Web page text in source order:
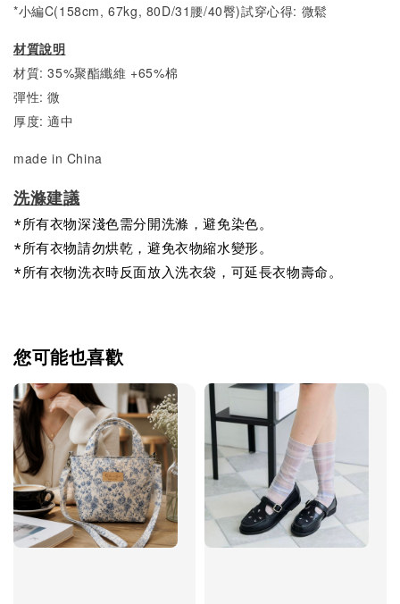
*小編C(158cm, 67kg, 80D/31腰/40臀)試穿心得: 微鬆
材質說明
材質: 35%聚酯纖維 +65%棉
彈性: 微
厚度: 適中
made in China
洗滌建議
*所有衣物深淺色需分開洗滌，避免染色。
*所有衣物請勿烘乾，避免衣物縮水變形。
*所有衣物洗衣時反面放入洗衣袋，可延長衣物壽命。
您可能也喜歡